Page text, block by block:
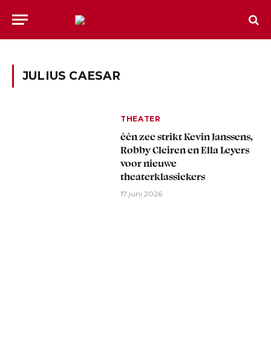
JULIUS CAESAR
THEATER
één zee strikt Kevin Janssens,
Robby Cleiren en Ella Leyers
voor nieuwe
theaterklassiekers
17 juni 2026